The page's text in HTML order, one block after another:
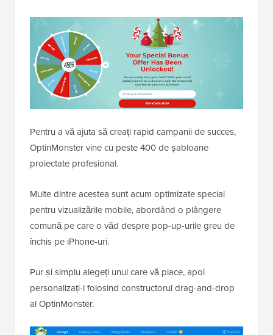
Pentru a vă ajuta să creați rapid campanii de succes,
OptinMonster vine cu peste 400 de șabloane
proiectate profesional.
Multe dintre acestea sunt acum optimizate special
pentru vizualizările mobile, abordând o plângere
comună pe care o văd despre pop-up-urile greu de
închis pe iPhone-uri.
Pur și simplu alegeți unul care vă place, apoi
personalizați-l folosind constructorul drag-and-drop
al OptinMonster.